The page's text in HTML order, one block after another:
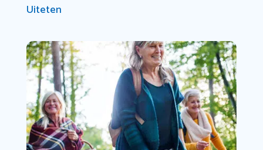
Uiteten